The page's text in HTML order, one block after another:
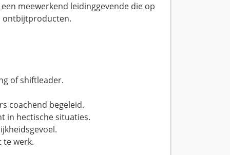
meewerkend leidinggevende die op
ontbijtproducten.
of shiftleader.
coachend begeleid.
in hectische situaties.
werk.